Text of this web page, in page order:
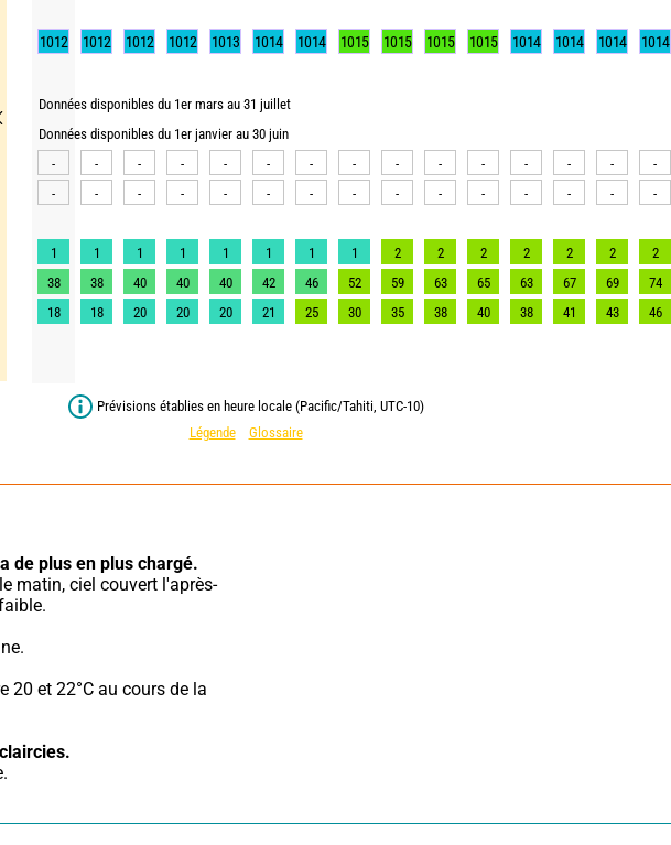
1012 1012 1012 1012 1013 1014 1014 1015 1015 1015 1015 1014 1014 1014 1014
Données disponibles du 1er mars au 31 juillet
Données disponibles du 1er janvier au 30 juin
-
- - - - - - - - - - - - - -
-
- - - - - - - - - - - - - -
1 1 1 1 1 1 1 1 2 2 2 2 2 2 2
38
38 40 40 40 42 46 52 59 63 65 63 67 69 74
18
18 20 20 20 21 25 30 35 38 40 38 41 43 46
Prévisions établies en heure locale (Pacific/Tahiti, UTC-10)
Légende
Glossaire
de plus en plus chargé.
20 et 22°C au cours de la